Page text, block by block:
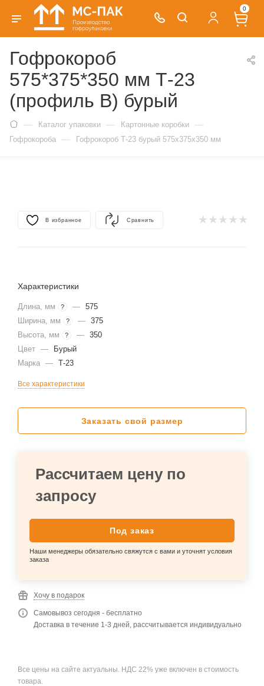
0
Гофрокороб
575*375*350 мм Т-23
(профиль B) бурый
— Каталог упаковки — Картонные коробки —
Гофрокороба — Гофрокороб Т-23 бурый 575х375х350 мм
В избранное Сравнить
Характеристики
Длина, мм ? — 575
Ширина, мм
? — 375
Высота, мм
? — 350
Цвет —
Бурый
Марка — Т-23
Все характеристики
Заказать свой размер
Рассчитаем цену по
запросу
Под заказ
Наши менеджеры обязательно свяжутся с вами и уточнят условия
заказа
Хочу в подарок
Самовывоз сегодня - бесплатно
Доставка в течение 1-3 дней, рассчитывается индивидуально
Все цены на сайте актуальны. НДС 22% уже включен в стоимость
товара.